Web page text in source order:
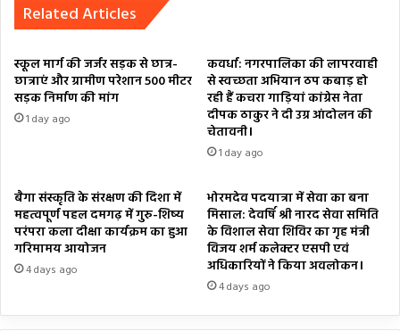
Related Articles
स्कूल मार्ग की जर्जर सड़क से छात्र-
छात्राएं और ग्रामीण परेशान 500 मीटर
सड़क निर्माण की मांग
1 day ago
कवर्धा: नगरपालिका की लापरवाही
से स्वच्छता अभियान ठप कबाड़ हो
रही हैं कचरा गाड़ियां कांग्रेस नेता
दीपक ठाकुर ने दी उग्र आंदोलन की
चेतावनी।
1 day ago
बैगा संस्कृति के संरक्षण की दिशा में
महत्वपूर्ण पहल दमगढ़ में गुरु-शिष्य
परंपरा कला दीक्षा कार्यक्रम का हुआ
गरिमामय आयोजन
4 days ago
भोरमदेव पदयात्रा में सेवा का बना
मिसाल: देवर्षि श्री नारद सेवा समिति
के विशाल सेवा शिविर का गृह मंत्री
विजय शर्म कलेक्टर एसपी एवं
अधिकारियों ने किया अवलोकन।
4 days ago